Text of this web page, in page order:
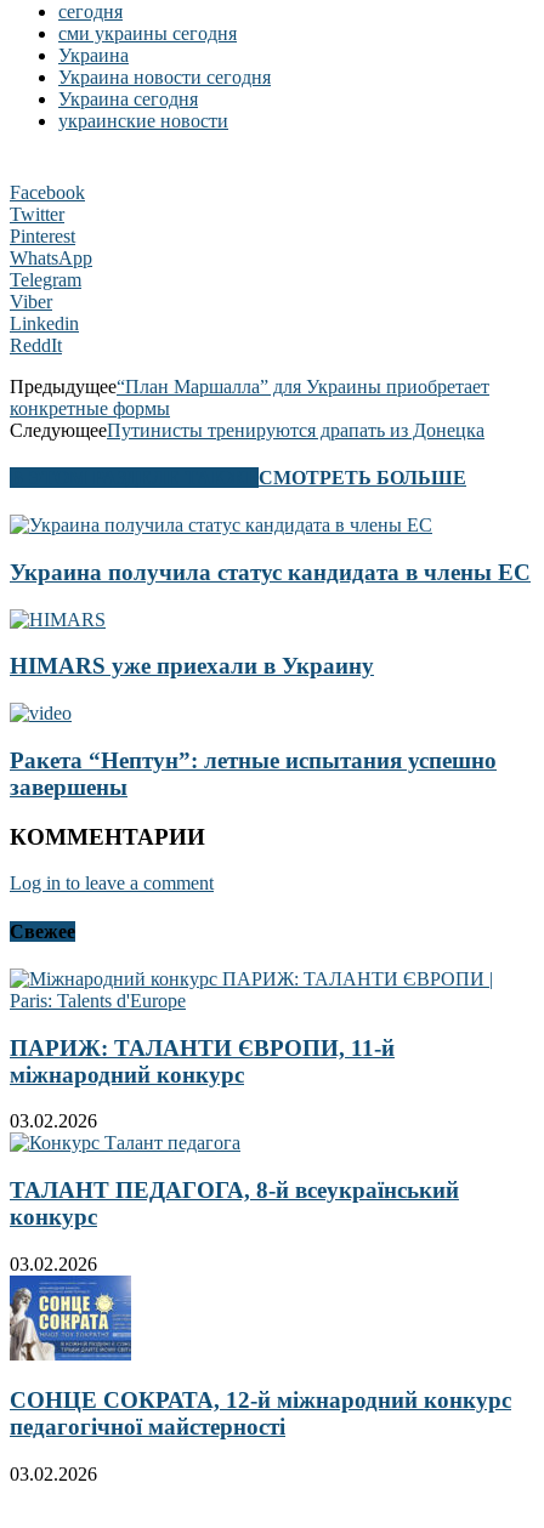
сегодня
сми украины сегодня
Украина
Украина новости сегодня
Украина сегодня
украинские новости
Facebook
Twitter
Pinterest
WhatsApp
Telegram
Viber
Linkedin
ReddIt
Предыдущее“План Маршалла” для Украины приобретает
конкретные формы
СледующееПутинисты тренируются драпать из Донецка
СМОТРЕТЬ БОЛЬШЕ
Украина получила статус кандидата в члены ЕС
HIMARS уже приехали в Украину
Ракета “Нептун”: летные испытания успешно
завершены
КОММЕНТАРИИ
Log in to leave a comment
Свежее
ПАРИЖ: ТАЛАНТИ ЄВРОПИ, 11-й
міжнародний конкурс
03.02.2026
ТАЛАНТ ПЕДАГОГА, 8-й всеукраїнський
конкурс
03.02.2026
СОНЦЕ СОКРАТА, 12-й міжнародний конкурс
педагогічної майстерності
03.02.2026